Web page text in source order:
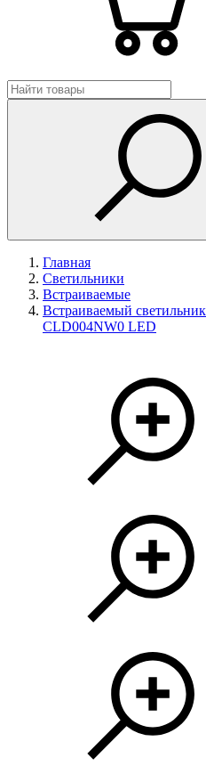
Главная
Светильники
Встраиваемые
Встраиваемый
CLD004NW0 LED